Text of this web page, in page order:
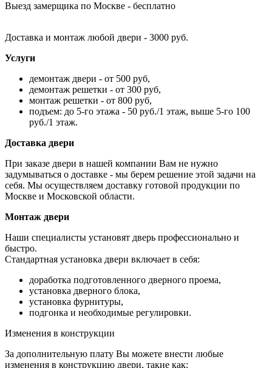
Выезд замерщика по Москве - бесплатно
Доставка и монтаж любой двери - 3000 руб.
Услуги
демонтаж двери - от 500 руб,
демонтаж решетки - от 300 руб,
монтаж решетки - от 800 руб,
подъем: до 5-го этажа - 50 руб./1 этаж, выше 5-го 100
руб./1 этаж.
Доставка двери
При заказе двери в нашей компании Вам не нужно
задумываться о доставке - мы берем решение этой задачи на
себя. Мы осуществляем доставку готовой продукции по
Москве и Московской области.
Монтаж двери
Наши специалисты установят дверь профессионально и
быстро.
Стандартная установка двери включает в себя:
доработка подготовленного дверного проема,
установка дверного блока,
установка фурнитуры,
подгонка и необходимые регулировки.
Изменения в конструкции
За дополнительную плату Вы можете внести любые
изменения в конструкцию двери, такие как: